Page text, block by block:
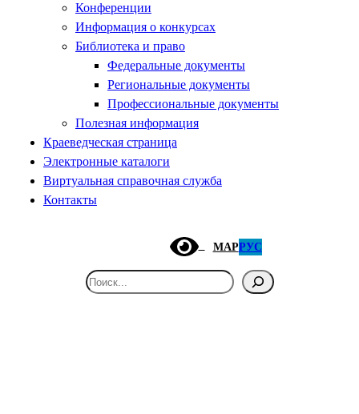
Конференции
Информация о конкурсах
Библиотека и право
Федеральные документы
Региональные документы
Профессиональные документы
Полезная информация
Краеведческая страница
Электронные каталоги
Виртуальная справочная служба
Контакты
МАРРУС
Поиск